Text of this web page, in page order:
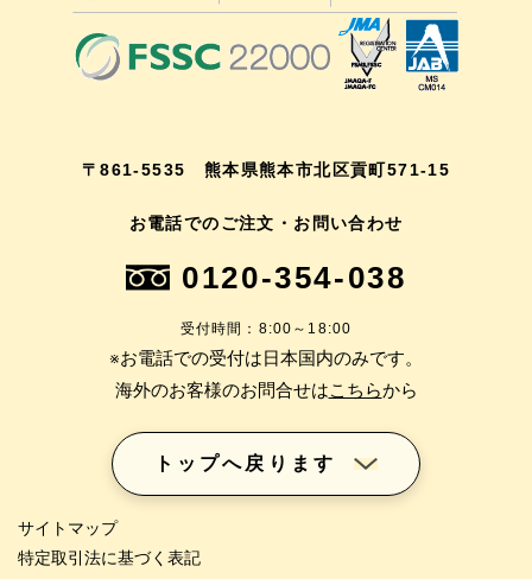
〒861-5535 熊本県熊本市北区貢町571-15
お電話でのご注文・お問い合わせ
0120-354-038
受付時間：8:00～18:00
※お電話での受付は日本国内のみです。
海外のお客様のお問合せはこちらから
トップへ戻ります
サイトマップ
特定取引法に基づく表記